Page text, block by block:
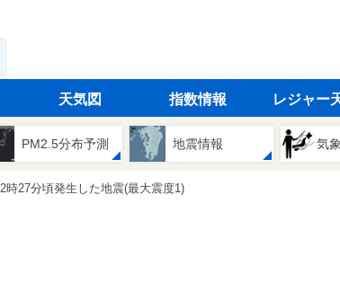
天気図 指数情報 レジャー
PM2.5分布予測 地震情報 気
時27分頃発生した地震(最大震度1)